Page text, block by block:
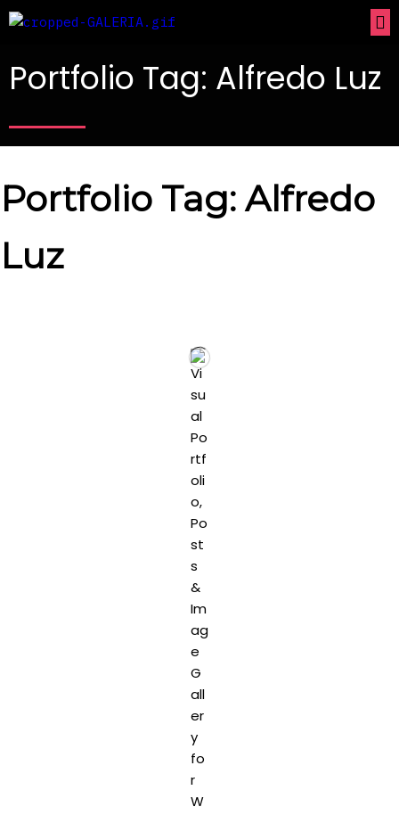
Portfolio Tag: Alfredo Luz
Portfolio Tag: Alfredo
Luz